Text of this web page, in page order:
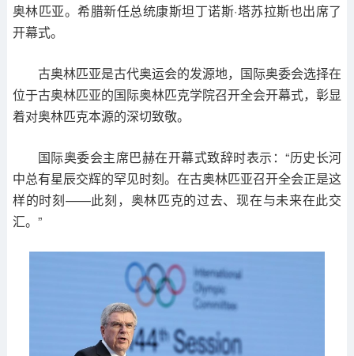
奥林匹亚。希腊新任总统康斯坦丁诺斯·塔苏拉斯也出席了
开幕式。
古奥林匹亚是古代奥运会的发源地，国际奥委会选择在
位于古奥林匹亚的国际奥林匹克学院召开全会开幕式，彰显
着对奥林匹克本源的深切致敬。
国际奥委会主席巴赫在开幕式致辞时表示：“历史长河
中总有星辰交辉的罕见时刻。在古奥林匹亚召开全会正是这
样的时刻——此刻，奥林匹克的过去、现在与未来在此交
汇。”